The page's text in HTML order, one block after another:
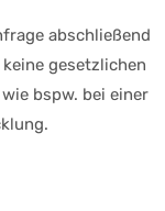
abschließend
gesetzlichen
bspw. bei einer